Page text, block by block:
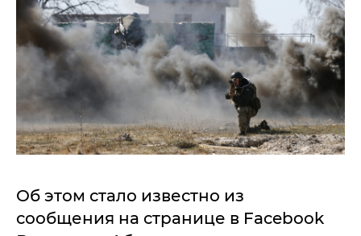
Об этом стало известно из
сообщения на странице в Facebook